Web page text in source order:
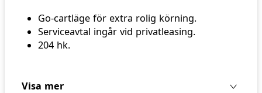
Go-cartläge för extra rolig körning.
Serviceavtal ingår vid privatleasing.
204 hk.
Visa mer